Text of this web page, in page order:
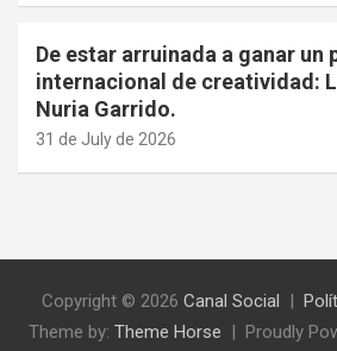
De estar arruinada a ganar un
internacional de creatividad:
Nuria Garrido.
31 de July de 2026
Copyright © 2026 Canal Social
Theme by: Theme Horse Proudly